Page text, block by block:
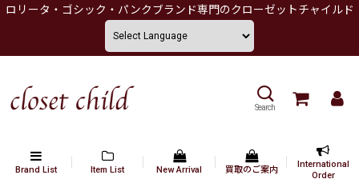
ロリータ・ゴシック・パンクブランド専門のクローゼットチャイルド
Search
Brand List Item List New Arrival 買取のご案内
International
Order